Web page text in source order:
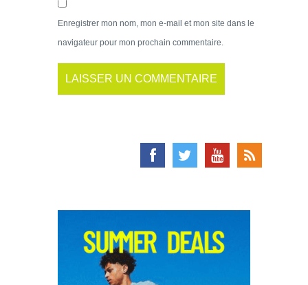
Enregistrer mon nom, mon e-mail et mon site dans le
navigateur pour mon prochain commentaire.